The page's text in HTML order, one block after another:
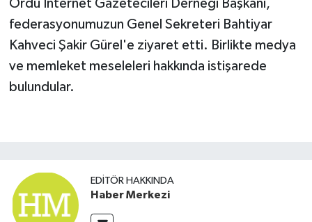
Ordu İnternet Gazetecileri Derneği Başkanı,
federasyonumuzun Genel Sekreteri Bahtiyar
Kahveci Şakir Gürel'e ziyaret etti. Birlikte medya
ve memleket meseleleri hakkında istişarede
bulundular.
EDITÖR HAKKINDA
Haber Merkezi